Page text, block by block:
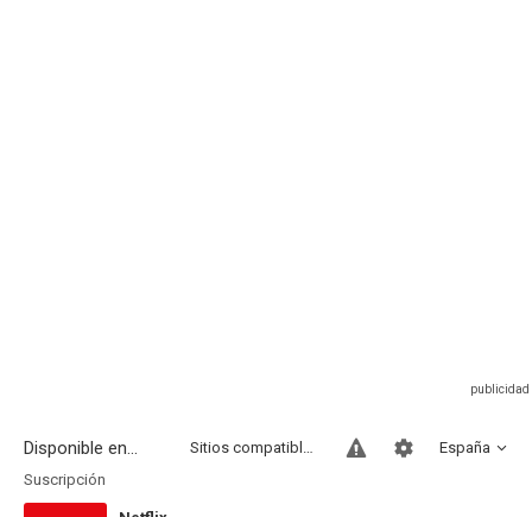
Disponible en... España
Sitios compatibles
Suscripción